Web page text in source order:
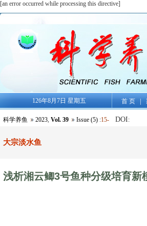
[an error occurred while processing this directive]
126年8月7日 星期五 首 页|
科学养鱼 2023, Vol. 39 Issue (5) :15- DOI:
大宗淡水鱼
浅析湘云鲫3号鱼种分级培育新